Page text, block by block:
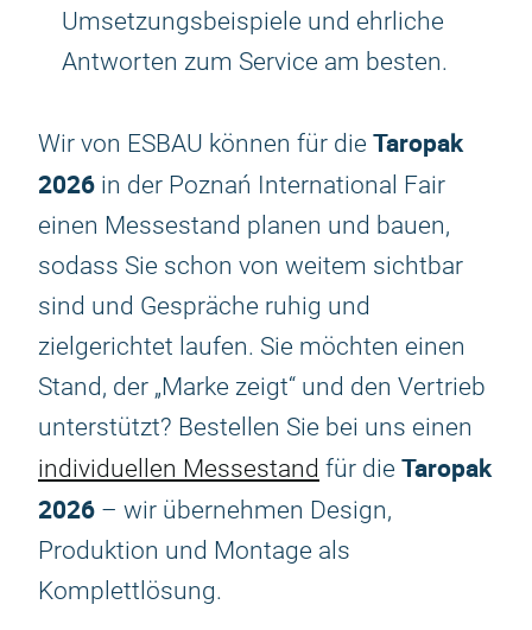
Umsetzungsbeispiele und ehrliche
Antworten zum Service am besten.
Wir von ESBAU können für die Taropak
2026 in der Poznań International Fair
einen Messestand planen und bauen,
sodass Sie schon von weitem sichtbar
sind und Gespräche ruhig und
zielgerichtet laufen. Sie möchten einen
Stand, der „Marke zeigt“ und den Vertrieb
unterstützt? Bestellen Sie bei uns einen
individuellen Messestand für die Taropak
2026 – wir übernehmen Design,
Produktion und Montage als
Komplettlösung.